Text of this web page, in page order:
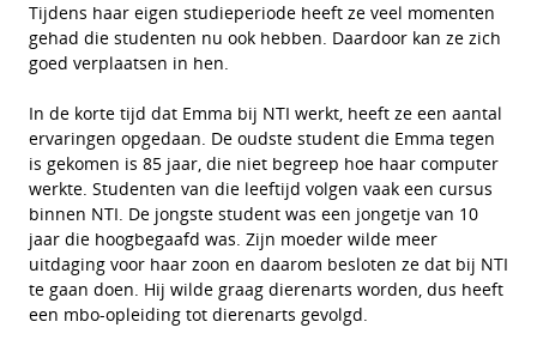
Tijdens haar eigen studieperiode heeft ze veel momenten
gehad die studenten nu ook hebben. Daardoor kan ze zich
goed verplaatsen in hen.
In de korte tijd dat Emma bij NTI werkt, heeft ze een aantal
ervaringen opgedaan. De oudste student die Emma tegen
is gekomen is 85 jaar, die niet begreep hoe haar computer
werkte. Studenten van die leeftijd volgen vaak een cursus
binnen NTI. De jongste student was een jongetje van 10
jaar die hoogbegaafd was. Zijn moeder wilde meer
uitdaging voor haar zoon en daarom besloten ze dat bij NTI
te gaan doen. Hij wilde graag dierenarts worden, dus heeft
een mbo-opleiding tot dierenarts gevolgd.